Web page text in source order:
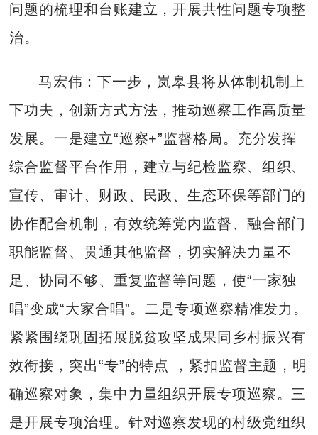
问题的梳理和台账建立，开展共性问题专项整
治。
马宏伟：下一步，岚皋县将从体制机制上
下功夫，创新方式方法，推动巡察工作高质量
发展。一是建立“巡察+”监督格局。充分发挥
综合监督平台作用，建立与纪检监察、组织、
宣传、审计、财政、民政、生态环保等部门的
协作配合机制，有效统筹党内监督、融合部门
职能监督、贯通其他监督，切实解决力量不
足、协同不够、重复监督等问题，使“一家独
唱”变成“大家合唱”。二是专项巡察精准发力。
紧紧围绕巩固拓展脱贫攻坚成果同乡村振兴有
效衔接，突出“专”的特点 ，紧扣监督主题，明
确巡察对象，集中力量组织开展专项巡察。三
是开展专项治理。针对巡察发现的村级党组织